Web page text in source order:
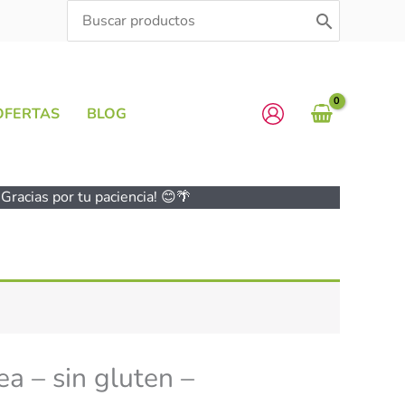
Search
for:
BLOG
por tu paciencia! 😊🌴
– sin gluten –